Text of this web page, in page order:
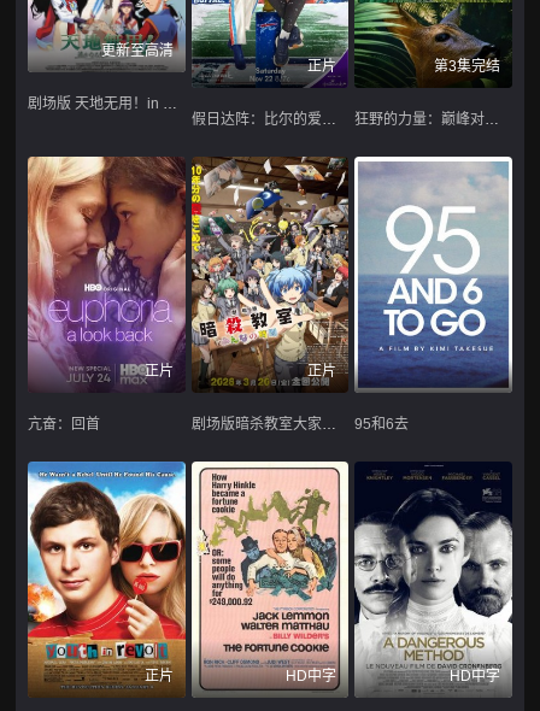
更新至高清
剧场版 天地无用！in LOVE2：遥远的思念
正片
假日达阵：比尔的爱情故事
第3集完结
狂野的力量：巅峰对决第一季
正片
亢奋：回首
正片
剧场版暗杀教室大家的时间劇場版暗殺教室 95和6去
正片 HD中字 HD中字